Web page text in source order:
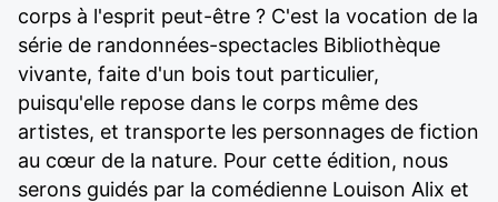
corps à l'esprit peut-être ? C'est la vocation de la
série de randonnées-spectacles Bibliothèque
vivante, faite d'un bois tout particulier,
puisqu'elle repose dans le corps même des
artistes, et transporte les personnages de fiction
au cœur de la nature. Pour cette édition, nous
serons guidés par la comédienne Louison Alix et